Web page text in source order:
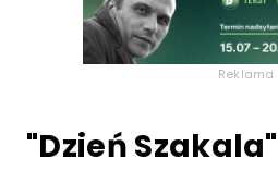
Reklama
"Dzień